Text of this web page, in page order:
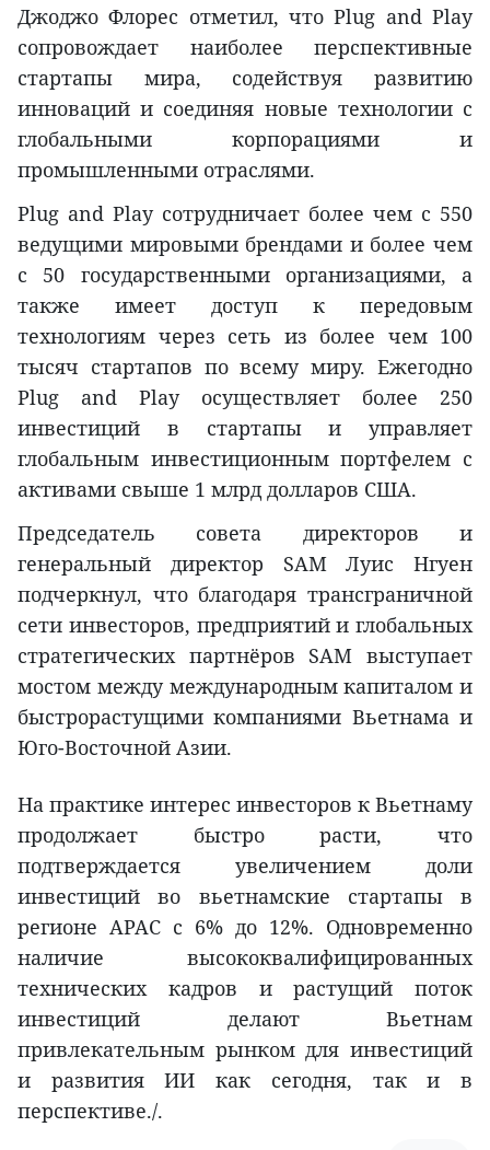
Джоджо Флорес отметил, что Plug and Play
сопровождает наиболее перспективные
стартапы мира, содействуя развитию
инноваций и соединяя новые технологии с
глобальными корпорациями и
промышленными отраслями.
Plug and Play сотрудничает более чем с 550
ведущими мировыми брендами и более чем
с 50 государственными организациями, а
также имеет доступ к передовым
технологиям через сеть из более чем 100
тысяч стартапов по всему миру. Ежегодно
Plug and Play осуществляет более 250
инвестиций в стартапы и управляет
глобальным инвестиционным портфелем с
активами свыше 1 млрд долларов США.
Председатель совета директоров и
генеральный директор SAM Луис Нгуен
подчеркнул, что благодаря трансграничной
сети инвесторов, предприятий и глобальных
стратегических партнёров SAM выступает
мостом между международным капиталом и
быстрорастущими компаниями Вьетнама и
Юго-Восточной Азии.
На практике интерес инвесторов к Вьетнаму
продолжает быстро расти, что
подтверждается увеличением доли
инвестиций во вьетнамские стартапы в
регионе APAC с 6% до 12%. Одновременно
наличие высококвалифицированных
технических кадров и растущий поток
инвестиций делают Вьетнам
привлекательным рынком для инвестиций
и развития ИИ как сегодня, так и в
перспективе./.